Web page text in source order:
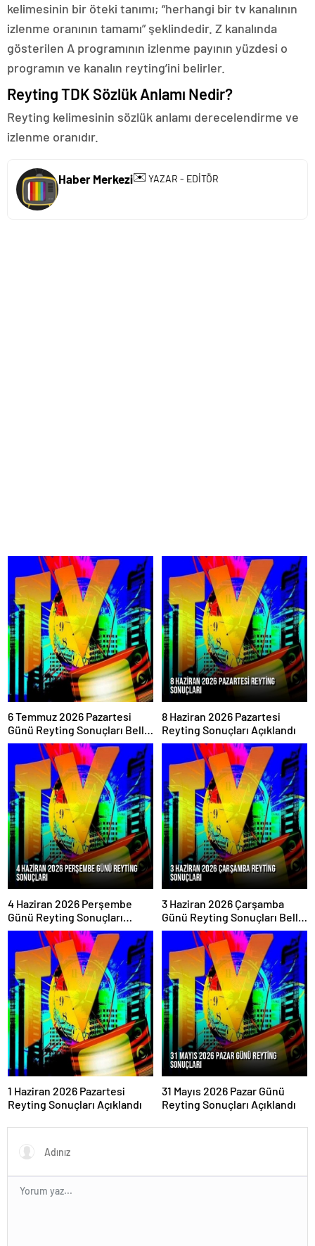
kelimesinin bir öteki tanımı; “herhangi bir tv kanalının
izlenme oranının tamamı” şeklindedir. Z kanalında
gösterilen A programının izlenme payının yüzdesi o
programın ve kanalın reyting’ini belirler.
Reyting TDK Sözlük Anlamı Nedir?
Reyting kelimesinin sözlük anlamı derecelendirme ve
izlenme oranıdır.
Haber Merkezi✉️ YAZAR - EDİTÖR
6 Temmuz 2026 Pazartesi
Günü Reyting Sonuçları Belli
Oldu
8 Haziran 2026 Pazartesi
Reyting Sonuçları Açıklandı
4 Haziran 2026 Perşembe
Günü Reyting Sonuçları
Açıklandı
3 Haziran 2026 Çarşamba
Günü Reyting Sonuçları Belli
Oldu
1 Haziran 2026 Pazartesi
Reyting Sonuçları Açıklandı
31 Mayıs 2026 Pazar Günü
Reyting Sonuçları Açıklandı